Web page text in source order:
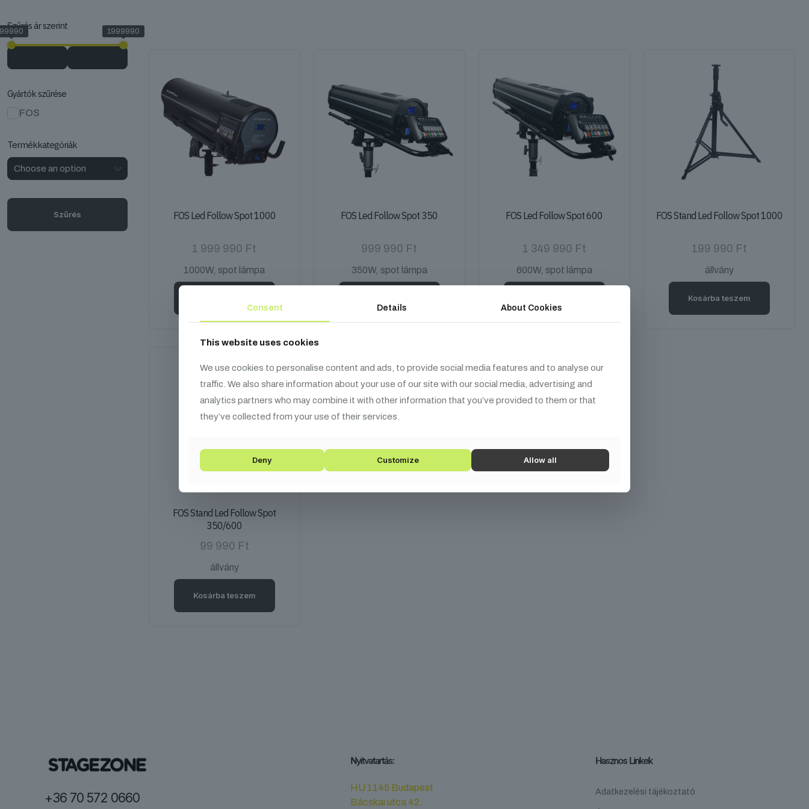
Szűrés ár szerint
99990 1999990
Gyártók szűrése
FOS
Termékkategóriák
Szűrés FOS Led Follow Spot 1000
1 999 990 Ft
1000W, spot lámpa
FOS Led Follow Spot 350
999 990 Ft
350W, spot lámpa
FOS Led Follow Spot 600
1 349 990 Ft
600W, spot lámpa
FOS Stand Led Follow Spot 1000
199 990 Ft
állvány
Kosárba teszem
FOS Stand Led Follow Spot
350/600
99 990 Ft
állvány
Kosárba teszem
+36 70 572 0660
Nyitvatartás:
HU 1145 Budapest
Bácskai utca 42.
Hasznos Linkek
Adatkezelési tájékoztató
Consent Details About Cookies
This website uses cookies
We use cookies to personalise content and ads, to provide social media features and to analyse our
traffic. We also share information about your use of our site with our social media, advertising and
analytics partners who may combine it with other information that you’ve provided to them or that
they’ve collected from your use of their services.
Deny Customize Allow all